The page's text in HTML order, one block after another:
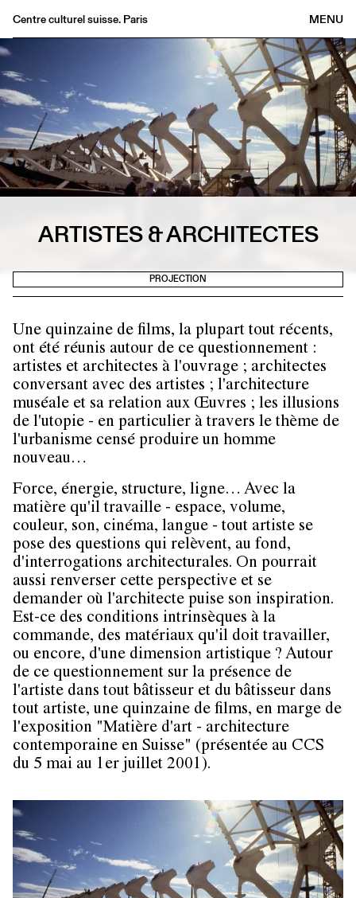
MENU
Centre culturel suisse. Paris
Librairie
Buvette
Archives
Médiathèque
Éditions
EN
ARTISTES & ARCHITECTES
PROJECTION
Une quinzaine de films, la plupart tout récents,
ont été réunis autour de ce questionnement :
artistes et architectes à l'ouvrage ; architectes
conversant avec des artistes ; l'architecture
muséale et sa relation aux Œuvres ; les illusions
de l'utopie - en particulier à travers le thème de
l'urbanisme censé produire un homme
nouveau…
Force, énergie, structure, ligne… Avec la
matière qu'il travaille - espace, volume,
couleur, son, cinéma, langue - tout artiste se
pose des questions qui relèvent, au fond,
d'interrogations architecturales. On pourrait
aussi renverser cette perspective et se
demander où l'architecte puise son inspiration.
Est-ce des conditions intrinsèques à la
commande, des matériaux qu'il doit travailler,
ou encore, d'une dimension artistique ? Autour
de ce questionnement sur la présence de
l'artiste dans tout bâtisseur et du bâtisseur dans
tout artiste, une quinzaine de films, en marge de
l'exposition "Matière d'art - architecture
contemporaine en Suisse" (présentée au CCS
du 5 mai au 1er juillet 2001).